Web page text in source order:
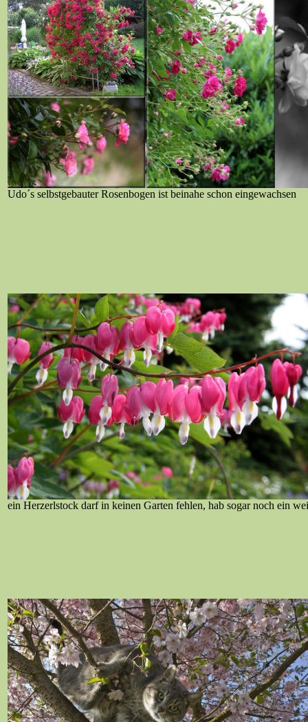
Udo´s selbstgebauter Rosenbogen ist beinahe schon eingewachsen
ein Herzerlstock darf in keinen Garten fehlen, hab sogar noch ein